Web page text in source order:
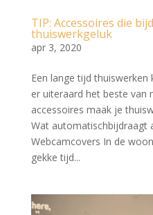
TIP: Accessoires die
thuiswerkgeluk
apr 3, 2020
Een lange tijd thuiswerken
er uiteraard het beste van
accessoires maak je
Wat automatischbijdraagt
Webcamcovers In de
gekke tijd...